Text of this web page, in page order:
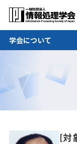
学会について
[対